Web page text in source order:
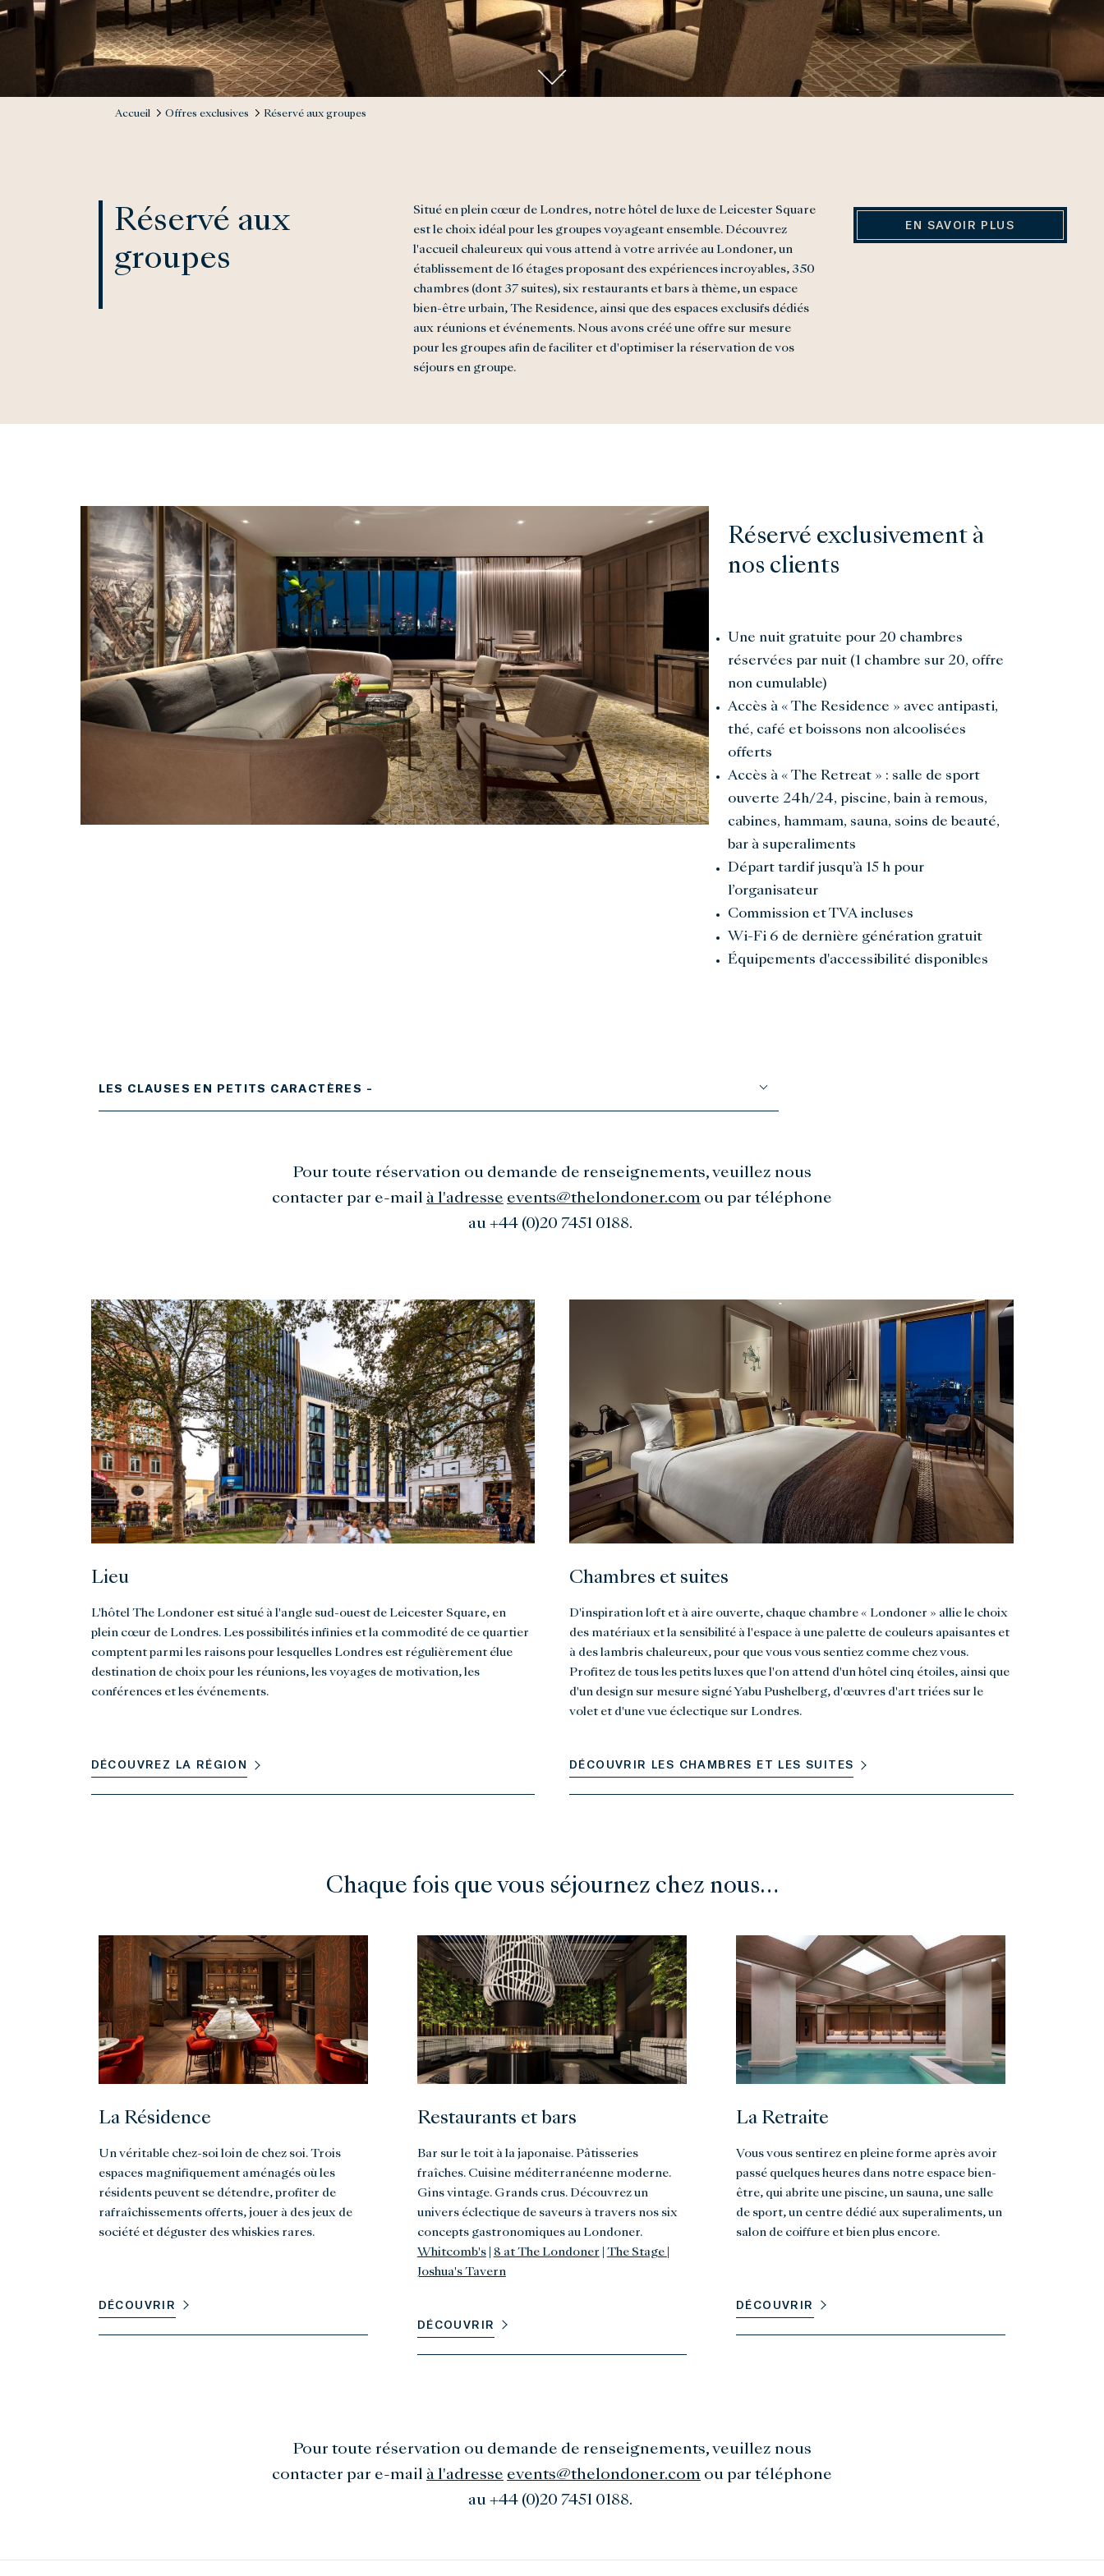
Accueil Offres exclusives Réservé aux groupes
Réservé aux
groupes
Situé en plein cœur de Londres, notre hôtel de luxe de Leicester Square
est le choix idéal pour les groupes voyageant ensemble. Découvrez
l'accueil chaleureux qui vous attend à votre arrivée au Londoner, un
établissement de 16 étages proposant des expériences incroyables, 350
chambres (dont 37 suites), six restaurants et bars à thème, un espace
bien-être urbain, The Residence, ainsi que des espaces exclusifs dédiés
aux réunions et événements. Nous avons créé une offre sur mesure
pour les groupes afin de faciliter et d'optimiser la réservation de vos
séjours en groupe.
EN SAVOIR PLUS
Réservé exclusivement à
nos clients
Une nuit gratuite pour 20 chambres
réservées par nuit (1 chambre sur 20, offre
non cumulable)
Accès à « The Residence » avec antipasti,
thé, café et boissons non alcoolisées
offerts
Accès à « The Retreat » : salle de sport
ouverte 24h/24, piscine, bain à remous,
cabines, hammam, sauna, soins de beauté,
bar à superaliments
Départ tardif jusqu’à 15 h pour
l’organisateur
Commission et TVA incluses
Wi-Fi 6 de dernière génération gratuit
Équipements d'accessibilité disponibles
LES CLAUSES EN PETITS CARACTÈRES -
Pour toute réservation ou demande de renseignements, veuillez nous
contacter par e-mail à l'adresse events@thelondoner.com ou par téléphone
au +44 (0)20 7451 0188.
Lieu
L'hôtel The Londoner est situé à l'angle sud-ouest de Leicester Square, en
plein cœur de Londres. Les possibilités infinies et la commodité de ce quartier
comptent parmi les raisons pour lesquelles Londres est régulièrement élue
destination de choix pour les réunions, les voyages de motivation, les
conférences et les événements.
DÉCOUVREZ LA RÉGION
Chambres et suites
D'inspiration loft et à aire ouverte, chaque chambre « Londoner » allie le choix
des matériaux et la sensibilité à l'espace à une palette de couleurs apaisantes et
à des lambris chaleureux, pour que vous vous sentiez comme chez vous.
Profitez de tous les petits luxes que l'on attend d'un hôtel cinq étoiles, ainsi que
d'un design sur mesure signé Yabu Pushelberg, d'œuvres d'art triées sur le
volet et d'une vue éclectique sur Londres.
DÉCOUVRIR LES CHAMBRES ET LES SUITES
Chaque fois que vous séjournez chez nous…
La Résidence
Un véritable chez-soi loin de chez soi. Trois
espaces magnifiquement aménagés où les
résidents peuvent se détendre, profiter de
rafraîchissements offerts, jouer à des jeux de
société et déguster des whiskies rares.
DÉCOUVRIR
Restaurants et bars
Bar sur le toit à la japonaise. Pâtisseries
fraîches. Cuisine méditerranéenne moderne.
Gins vintage. Grands crus. Découvrez un
univers éclectique de saveurs à travers nos six
concepts gastronomiques au Londoner.
Whitcomb's| 8 at The Londoner The Stage
Joshua's Tavern
DÉCOUVRIR
La Retraite
Vous vous sentirez en pleine forme après avoir
passé quelques heures dans notre espace bien-
être, qui abrite une piscine, un sauna, une salle
de sport, un centre dédié aux superaliments, un
salon de coiffure et bien plus encore.
DÉCOUVRIR
Pour toute réservation ou demande de renseignements, veuillez nous
contacter par e-mail à l'adresse events@thelondoner.com ou par téléphone
au +44 (0)20 7451 0188.